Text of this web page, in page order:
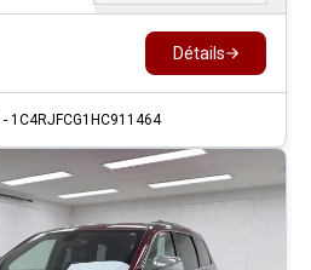
Détails
- 1C4RJFCG1HC911464